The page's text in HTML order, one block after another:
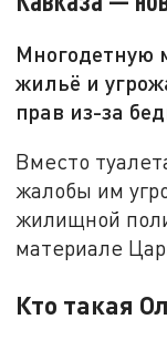
Многодетную
жильё и
прав из-за
Вместо
жалобы им
жилищной
материале
Кто такая